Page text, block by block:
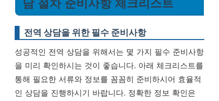
담 절차 준비사항 체크리스트
전역 상담을 위한 필수 준비사항
성공적인 전역 상담을 위해서는 몇 가지 필수 준비사항
을 미리 확인하시는 것이 좋습니다. 아래 체크리스트를
통해 필요한 서류와 정보를 꼼꼼히 준비하시어 효율적
인 상담을 진행하시기 바랍니다. 정확한 정보 확인은